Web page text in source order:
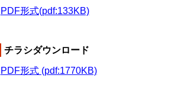
PDF形式(pdf:133KB)
チラシダウンロード
PDF形式 (pdf:1770KB)